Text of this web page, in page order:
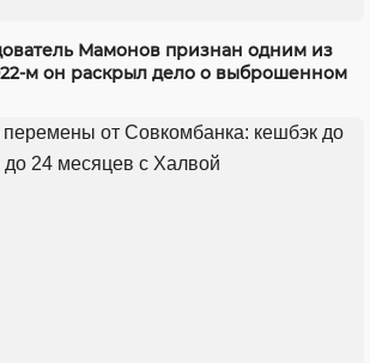
Мамонов признан одним из
м он раскрыл дело о выброшенном